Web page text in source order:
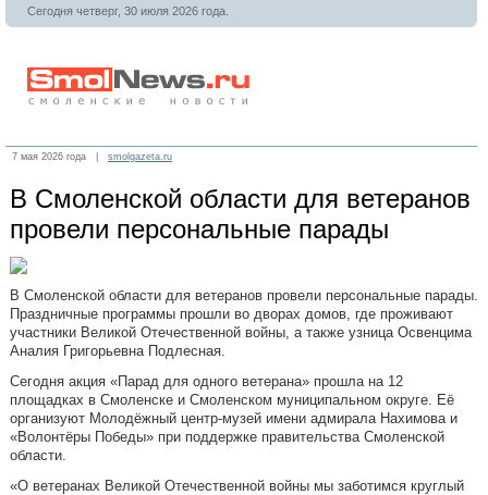
Сегодня четверг, 30 июля 2026 года.
7 мая 2026 года | smolgazeta.ru
В Смоленской области для ветеранов
провели персональные парады
В Смоленской области для ветеранов провели персональные парады.
Праздничные программы прошли во дворах домов, где проживают
участники Великой Отечественной войны, а также узница Освенцима
Аналия Григорьевна Подлесная.
Сегодня акция «Парад для одного ветерана» прошла на 12
площадках в Смоленске и Смоленском муниципальном округе. Её
организуют Молодёжный центр-музей имени адмирала Нахимова и
«Волонтёры Победы» при поддержке правительства Смоленской
области.
«О ветеранах Великой Отечественной войны мы заботимся круглый